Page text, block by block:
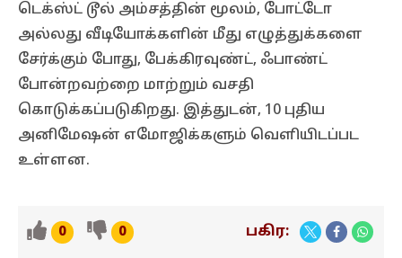
டெக்ஸ்ட் டூல் அம்சத்தின் மூலம், போட்டோ
அல்லது வீடியோக்களின் மீது எழுத்துக்களை
சேர்க்கும் போது, பேக்கிரவுண்ட், ஃபாண்ட்
போன்றவற்றை மாற்றும் வசதி
கொடுக்கப்படுகிறது. இத்துடன், 10 புதிய
அனிமேஷன் எமோஜிக்களும் வெளியிடப்பட
உள்ளன.
0 0 பகிர: